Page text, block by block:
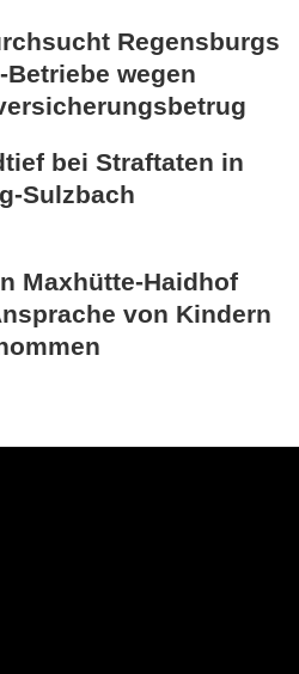
Regensburgs
Betriebe wegen
bei Straftaten in
Sulzbach
Maxhütte-Haidhof
von Kindern